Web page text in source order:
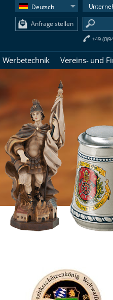
+49
Deutsch
Anfrage stellen
Werbetechnik Vereins- und